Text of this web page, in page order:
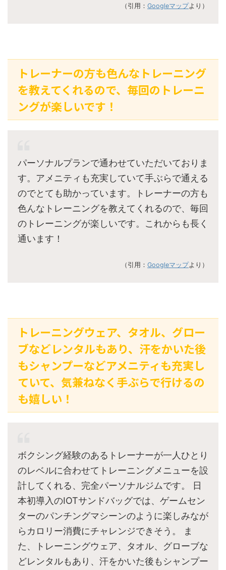
（引用： Googleマップより）
トレーナーの方も色んなトレーニング
を教えてくれるので、毎回のトレーニ
ングが楽しいです！
パーソナルプランで通わせていただいておりま
す。アメニティも充実していて手ぶらで通える
のでとても助かっています。トレーナーの方も
色んなトレーニングを教えてくれるので、毎回
のトレーニングが楽しいです。これからも長く
通います！
（引用： Googleマップより）
トレーニングウェア、タオル、グロー
ブなどレンタルもあり、汗をかいた後
もシャンプーなどアメニティも充実し
ていて、気兼ねなく手ぶらで行けるの
も嬉しい！
ボクシング経験のあるトレーナーが一人ひとり
のレベルに合わせてトレーニングメニューを設
計してくれる、完全パーソナルジムです。 日
本初導入のIOTサンドバッグでは、ゲームセン
ターのパンチングマシーンのように楽しみなが
らカロリー消費にチャレンジできそう。 ま
た、トレーニングウェア、タオル、グローブな
どレンタルもあり、汗をかいた後もシャンプー